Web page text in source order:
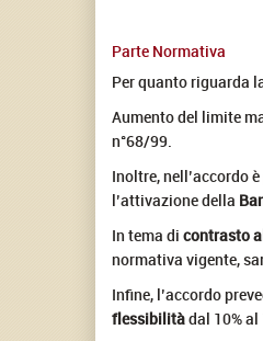
Parte Normativa
Per quanto riguarda
Aumento del limite
n°68/99.
Inoltre, nell’accordo
l’attivazione della
In tema di contrasto
normativa vigente,
Infine, l’accordo
flessibilitàdal 10% al